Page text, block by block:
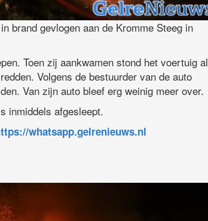
brand gevlogen aan de Kromme Steeg in
Toen zij aankwamen stond het voertuig al
Volgens de bestuurder van de auto
Van zijn auto bleef erg weinig meer over.
inmiddels afgesleept.
whatsapp.gelrenieuws.nl